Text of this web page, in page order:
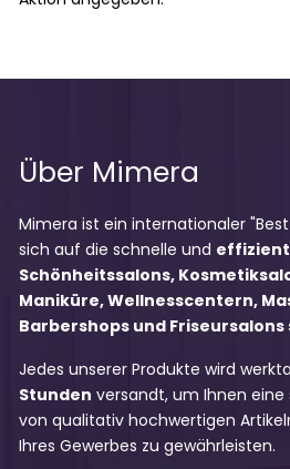
Über Mimera
Mimera ist ein internationaler
sich auf die schnelle und
Schönheitssalons,
Maniküre, Wellnesscentern,
Barbershops und
Jedes unserer Produkte wird
Stunden versandt, um Ihnen
von qualitativ hochwertigen
Ihres Gewerbes zu gewährleisten.